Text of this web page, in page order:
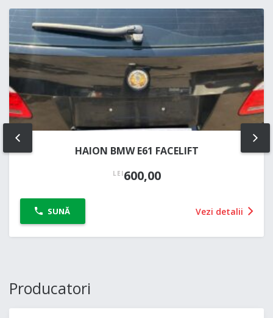
HAION BMW E61 FACELIFT
LEI600,00
SUNĂ Vezi detalii
PREV
Producatori